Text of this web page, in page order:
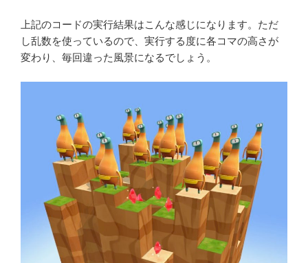
上記のコードの実行結果はこんな感じになります。ただ
し乱数を使っているので、実行する度に各コマの高さが
変わり、毎回違った風景になるでしょう。